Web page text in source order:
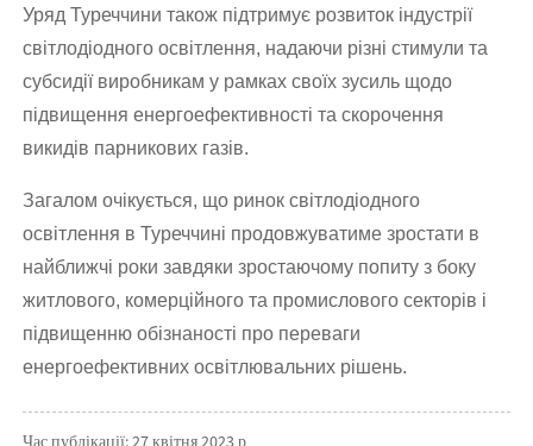
Уряд Туреччини також підтримує розвиток індустрії
світлодіодного освітлення, надаючи різні стимули та
субсидії виробникам у рамках своїх зусиль щодо
підвищення енергоефективності та скорочення
викидів парникових газів.
Загалом очікується, що ринок світлодіодного
освітлення в Туреччині продовжуватиме зростати в
найближчі роки завдяки зростаючому попиту з боку
житлового, комерційного та промислового секторів і
підвищенню обізнаності про переваги
енергоефективних освітлювальних рішень.
Час публікації: 27 квітня 2023 р